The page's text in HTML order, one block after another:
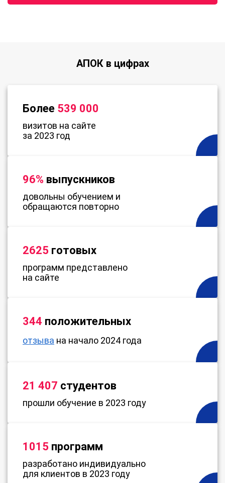
АПОК в цифрах
Более 539 000
визитов на сайте
за 2023 год
96% выпускников
довольны обучением и
обращаются повторно
2625 готовых
программ представлено
на сайте
344 положительных
отзыва на начало 2024 года
21 407 студентов
прошли обучение в 2023 году
1015 программ
разработано индивидуально
для клиентов в 2023 году